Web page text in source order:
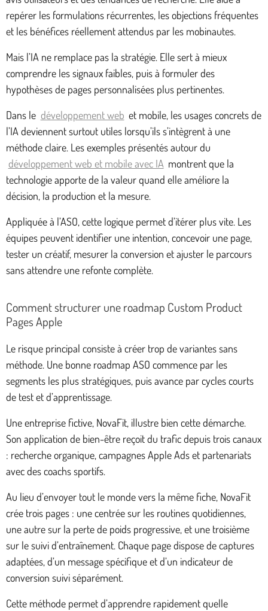
repérer les formulations récurrentes, les objections fréquentes
et les bénéfices réellement attendus par les mobinautes.
Mais l’IA ne remplace pas la stratégie. Elle sert à mieux
comprendre les signaux faibles, puis à formuler des
hypothèses de pages personnalisées plus pertinentes.
Dans le développement web et mobile, les usages concrets de
l’IA deviennent surtout utiles lorsqu’ils s’intègrent à une
méthode claire. Les exemples présentés autour du
développement web et mobile avec IA montrent que la
technologie apporte de la valeur quand elle améliore la
décision, la production et la mesure.
Appliquée à l’ASO, cette logique permet d’itérer plus vite. Les
équipes peuvent identifier une intention, concevoir une page,
tester un créatif, mesurer la conversion et ajuster le parcours
sans attendre une refonte complète.
Comment structurer une roadmap Custom Product
Pages Apple
Le risque principal consiste à créer trop de variantes sans
méthode. Une bonne roadmap ASO commence par les
segments les plus stratégiques, puis avance par cycles courts
de test et d’apprentissage.
Une entreprise fictive, NovaFit, illustre bien cette démarche.
Son application de bien-être reçoit du trafic depuis trois canaux
: recherche organique, campagnes Apple Ads et partenariats
avec des coachs sportifs.
Au lieu d’envoyer tout le monde vers la même fiche, NovaFit
crée trois pages : une centrée sur les routines quotidiennes,
une autre sur la perte de poids progressive, et une troisième
sur le suivi d’entraînement. Chaque page dispose de captures
adaptées, d’un message spécifique et d’un indicateur de
conversion suivi séparément.
Cette méthode permet d’apprendre rapidement quelle